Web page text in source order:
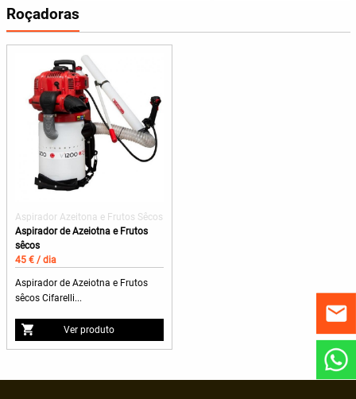
Roçadoras
Aspirador Azeitona e Frutos Sêcos
Aspirador de Azeiotna e Frutos
sêcos
45 € / dia
Aspirador de Azeiotna e Frutos
sêcos Cifarelli...
Ver produto